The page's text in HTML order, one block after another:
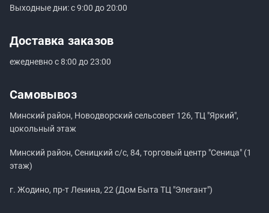
Выходные дни: с 9:00 до 20:00
Доставка заказов
ежедневно с 8:00 до 23:00
Самовывоз
Минский район, Новодворский сельсовет 126, ТЦ "Яркий",
цокольный этаж
Минский район, Сеницкий с/с, 84, торговый центр "Сеница" (1
этаж)
г. Жодино, пр-т Ленина, 22 (Дом Быта ТЦ "Элегант")